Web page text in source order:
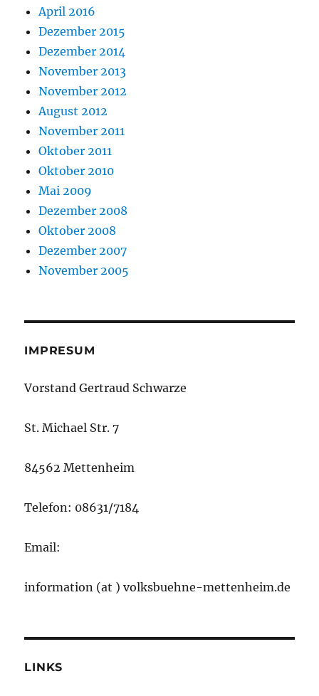
April 2016
Dezember 2015
Dezember 2014
November 2013
November 2012
August 2012
November 2011
Oktober 2011
Oktober 2010
Mai 2009
Dezember 2008
Oktober 2008
Dezember 2007
November 2005
IMPRESUM
Vorstand Gertraud Schwarze
St. Michael Str. 7
84562 Mettenheim
Telefon: 08631/7184
Email:
information (at ) volksbuehne-mettenheim.de
LINKS